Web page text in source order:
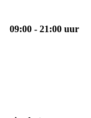
09:00 - 21:00 uur